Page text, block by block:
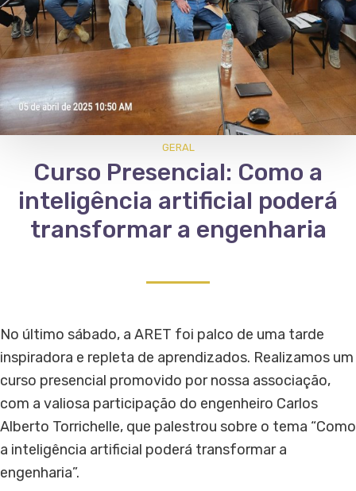
GERAL
Curso Presencial: Como a
inteligência artificial poderá
transformar a engenharia
No último sábado, a ARET foi palco de uma tarde
inspiradora e repleta de aprendizados. Realizamos um
curso presencial promovido por nossa associação,
com a valiosa participação do engenheiro Carlos
Alberto Torrichelle, que palestrou sobre o tema “Como
a inteligência artificial poderá transformar a
engenharia”.